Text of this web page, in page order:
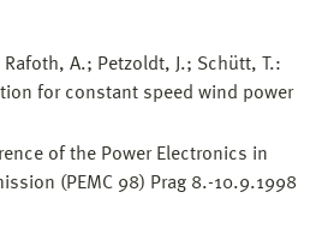
A.; Petzoldt, J.; Schütt, T.:
for constant speed wind power
of the Power Electronics in
(PEMC 98) Prag 8.-10.9.1998